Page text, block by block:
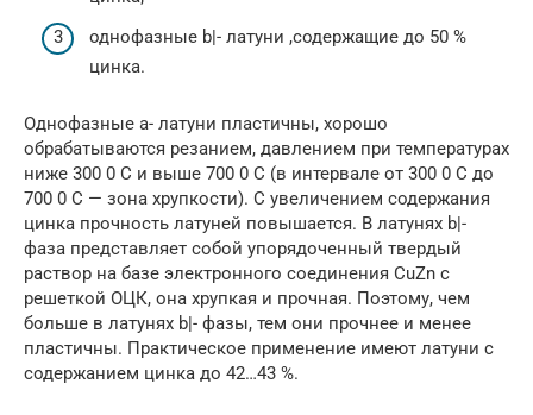
однофазные b|- латуни ,содержащие до 50 %
цинка.
Однофазные a- латуни пластичны, хорошо
обрабатываются резанием, давлением при температурах
ниже 300 0 С и выше 700 0 С (в интервале от 300 0 С до
700 0 С — зона хрупкости). С увеличением содержания
цинка прочность латуней повышается. В латунях b|-
фаза представляет собой упорядоченный твердый
раствор на базе электронного соединения СuZn с
решеткой ОЦК, она хрупкая и прочная. Поэтому, чем
больше в латунях b|- фазы, тем они прочнее и менее
пластичны. Практическое применение имеют латуни с
содержанием цинка до 42…43 %.